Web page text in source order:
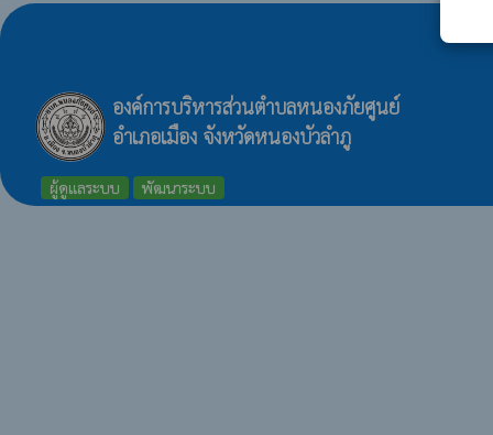
องค์การบริหารส่วนตำบลหนองภัยศูนย์
อำเภอเมือง จังหวัดหนองบัวลำภู
ผู้ดูแลระบบ พัฒนาระบบ